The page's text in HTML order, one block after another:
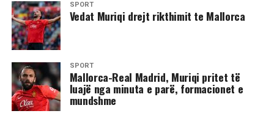
SPORT
​Vedat Muriqi drejt rikthimit te Mallorca
SPORT
​Mallorca-Real Madrid, Muriqi pritet të
luajë nga minuta e parë, formacionet e
mundshme